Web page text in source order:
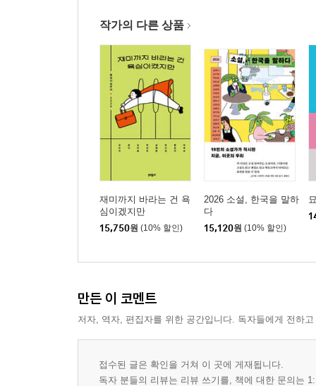
작가의 다른 상품
재미까지 바라는 건 욕
심이겠지만
15,750원 (10% 할인)
2026 소설, 한국을 말하
다
15,120원 (10% 할인)
만든 이 코멘트
저자, 역자, 편집자를 위한 공간입니다. 독자들에게 전하
접수된 글은 확인을 거쳐 이 곳에 게재됩니다.
독자 분들의 리뷰는 리뷰 쓰기를, 책에 대한 문의는